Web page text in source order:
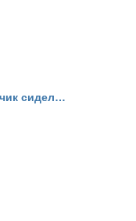
сидел…